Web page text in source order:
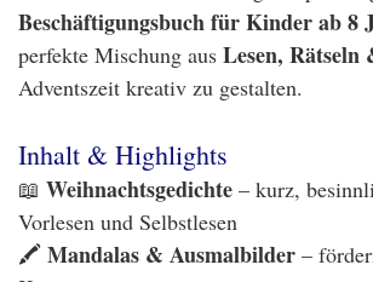
Beschäftigungsbuch für Kinder ab 8
perfekte Mischung aus Lesen, Rätseln
Adventszeit kreativ zu gestalten.
Inhalt & Highlights
📖 Weihnachtsgedichte – kurz,
Vorlesen und Selbstlesen
🖍️ Mandalas & Ausmalbilder –